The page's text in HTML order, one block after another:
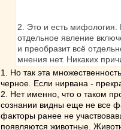
2. Это и есть мифология.
отдельное явление
и преобразит всё
мнения нет. Никаких
1. Но так эта
черное. Если нирвана -
2. Нет именно, что о таком
сознании видны еще не все
факторы ранее не
появляются животные.